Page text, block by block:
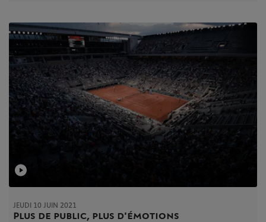
JEUDI 10 JUIN 2021
Plus de public, plus d'émotions